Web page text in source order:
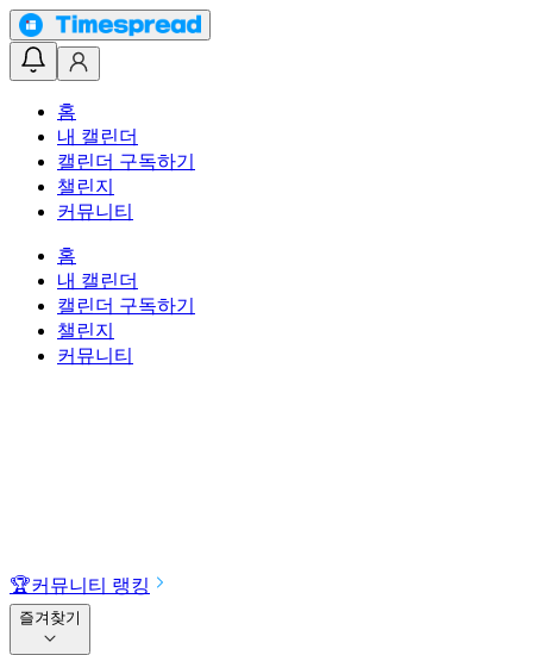
홈
내 캘린더
캘린더 구독하기
챌린지
커뮤니티
홈
내 캘린더
캘린더 구독하기
챌린지
커뮤니티
🏆커뮤니티 랭킹
즐겨찾기